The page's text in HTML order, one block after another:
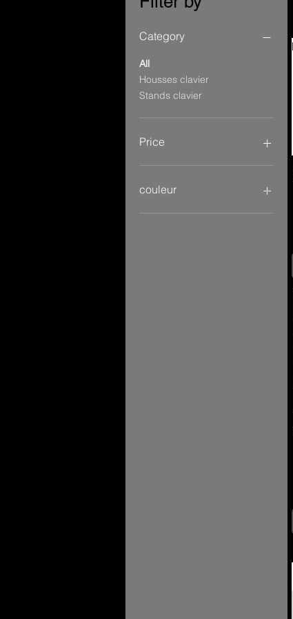
Category
All
Housses clavier
Stands clavier
Price
couleur